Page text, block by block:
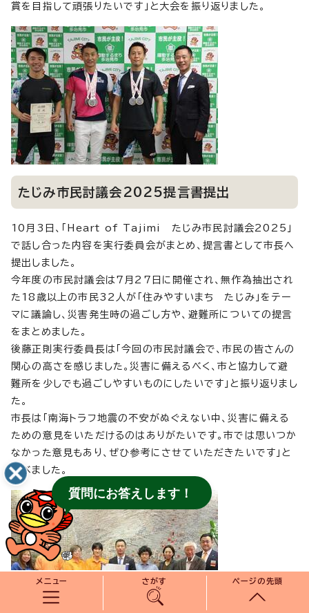
賞を目指して頑張りたいです」と大会を振り返りました。
たじみ市民討議会2025提言書提出
10月3日、「Heart of Tajimi たじみ市民討議会2025」
で話し合った内容を実行委員会がまとめ、提言書として市長へ
提出しました。
今年度の市民討議会は7月27日に開催され、無作為抽出され
た18歳以上の市民32人が「住みやすいまち たじみ」をテー
マに議論し、災害発生時の過ごし方や、避難所についての提言
をまとめました。
後藤正則実行委員長は「今回の市民討議会で、市民の皆さんの
関心の高さを感じました。災害に備えるべく、市と協力して避
難所を少しでも過ごしやすいものにしたいです」と振り返りまし
た。
市長は「南海トラフ地震の不安がぬぐえない中、災害に備える
ための意見をいただけるのはありがたいです。市では思いつか
なかった意見もあり、ぜひ参考にさせていただきたいです」と
述べました。
メニュー さがす ページの先頭
質問にお答えします！